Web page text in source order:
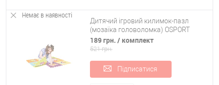
Немає в наявності
Дитячий ігровий килимок-пазл
(мозаїка головоломка) OSPORT
10шт (M-0377)
189 грн. / комплект
521 грн.
Підписатися